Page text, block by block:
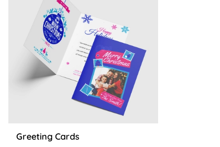
Greeting Cards